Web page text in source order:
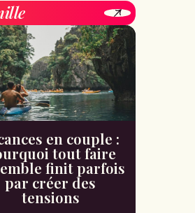
en couple :
tout faire
finit parfois
par créer des
tensions